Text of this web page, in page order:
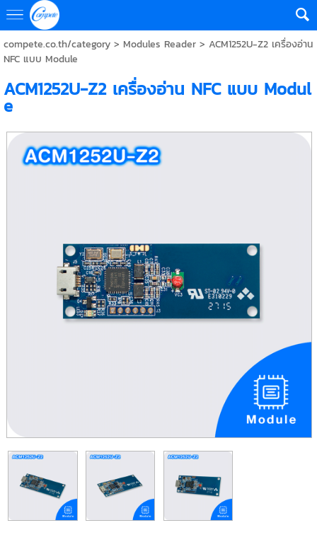
compete.co.th/category> Modules Reader> ACM1252U-Z2 เครื่องอ่าน
NFC แบบ Module
ACM1252U-Z2 เครื่องอ่าน NFC แบบ Modul
e